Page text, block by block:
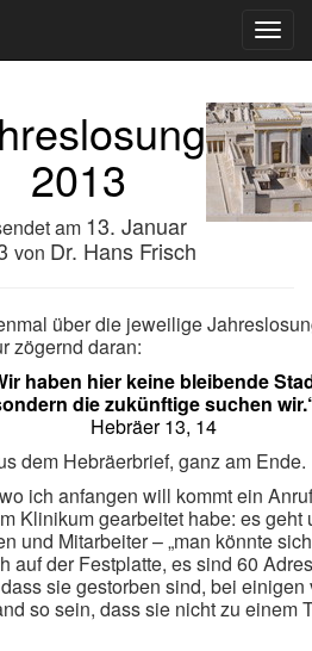
2013
am 13. Januar
von Dr. Hans Frisch
über die jeweilige
zögernd daran:
haben hier keine bleibende
die zukünftige suchen
Hebräer 13, 14
dem Hebräerbrief, ganz am Ende.
ich anfangen will kommt ein
Klinikum gearbeitet habe: es geht
und Mitarbeiter – „man könnte
auf der Festplatte, es sind 60
sie gestorben sind, bei einigen
so sein, dass sie nicht zu einem